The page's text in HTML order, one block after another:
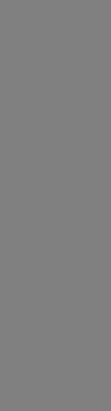
– 2023 Pulp